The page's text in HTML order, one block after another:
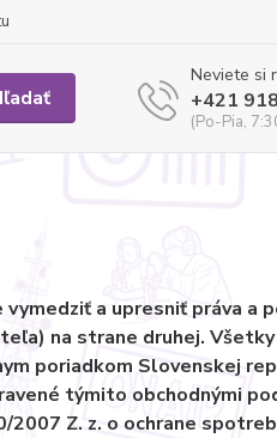
Neviete si
+421
(Po-Pia,
a upresniť práva a
na strane druhej.
poriadkom Slovenskej
týmito obchodnými
2007 Z. z. o ochrane